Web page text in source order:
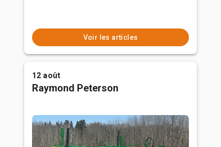
Voir les articles
12 août
Raymond Peterson